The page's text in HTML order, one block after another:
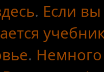
. Если
.